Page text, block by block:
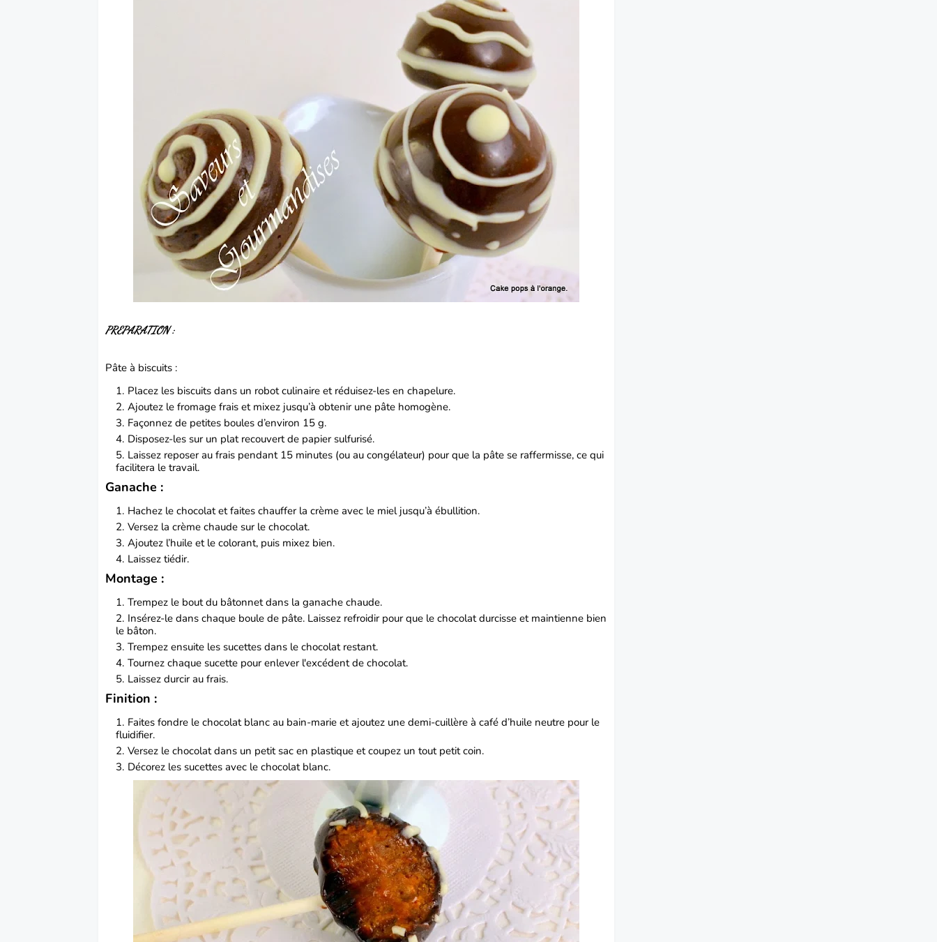
PREPARATION :
Pâte à biscuits :
Placez les biscuits dans un robot culinaire et réduisez-les en chapelure.
Ajoutez le fromage frais et mixez jusqu’à obtenir une pâte homogène.
Façonnez de petites boules d’environ 15 g.
Disposez-les sur un plat recouvert de papier sulfurisé.
Laissez reposer au frais pendant 15 minutes (ou au congélateur) pour que la pâte se raffermisse, ce qui
facilitera le travail.
Ganache :
Hachez le chocolat et faites chauffer la crème avec le miel jusqu’à ébullition.
Versez la crème chaude sur le chocolat.
Ajoutez l’huile et le colorant, puis mixez bien.
Laissez tiédir.
Montage :
Trempez le bout du bâtonnet dans la ganache chaude.
Insérez-le dans chaque boule de pâte. Laissez refroidir pour que le chocolat durcisse et maintienne bien
le bâton.
Trempez ensuite les sucettes dans le chocolat restant.
Tournez chaque sucette pour enlever l'excédent de chocolat.
Laissez durcir au frais.
Finition :
Faites fondre le chocolat blanc au bain-marie et ajoutez une demi-cuillère à café d’huile neutre pour le
fluidifier.
Versez le chocolat dans un petit sac en plastique et coupez un tout petit coin.
Décorez les sucettes avec le chocolat blanc.